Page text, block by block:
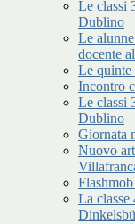
Le classi
Dublino
Le
docente
Le quinte
Incontro
Le classi
Dublino
Giornata
Nuovo
La